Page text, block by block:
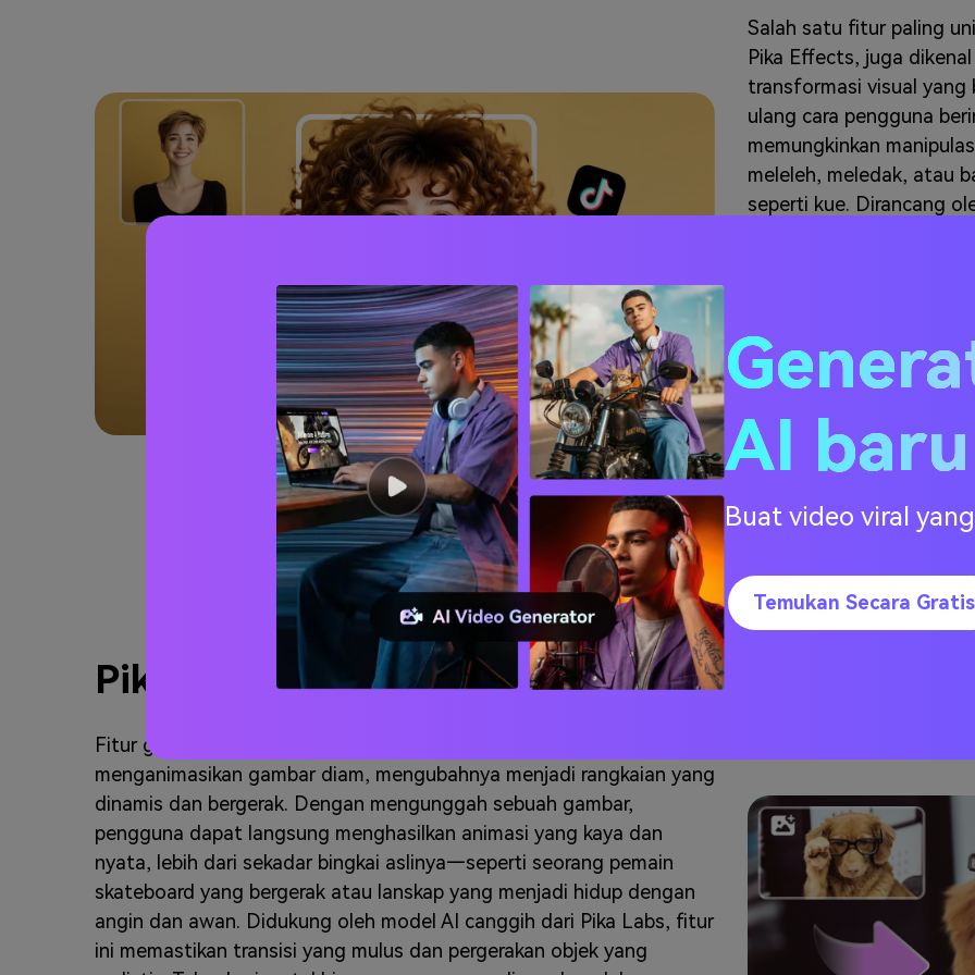
Salah satu fitur paling
Pika Effects, juga
transformasi visual yang
ulang cara pengguna
memungkinkan
meleleh, meledak, atau
seperti kue. Dirancang
dan menentang hukum
sosial yang unik maupun
dalam proyek video
pengguna dari
Pika Art AI Gambar ke Video
Fitur gambar-ke-video dari Pika AI memungkinkan pengguna
menganimasikan gambar diam, mengubahnya menjadi rangkaian yang
dinamis dan bergerak. Dengan mengunggah sebuah gambar,
pengguna dapat langsung menghasilkan animasi yang kaya dan
nyata, lebih dari sekadar bingkai aslinya—seperti seorang pemain
skateboard yang bergerak atau lanskap yang menjadi hidup dengan
angin dan awan. Didukung oleh model AI canggih dari Pika Labs, fitur
ini memastikan transisi yang mulus dan pergerakan objek yang
AI
Buat video viral
Temukan Secara Gratis